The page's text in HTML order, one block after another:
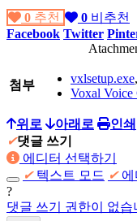
0 추천 0 비추천
Facebook Twitter
첨부 vxlsetup.exe,
Voxal Voice
위로 아래로 인쇄
✔댓글 쓰기
에디터 선택하기
✔ 텍스트 모드 ✔
?
댓글 쓰기 권한이 없